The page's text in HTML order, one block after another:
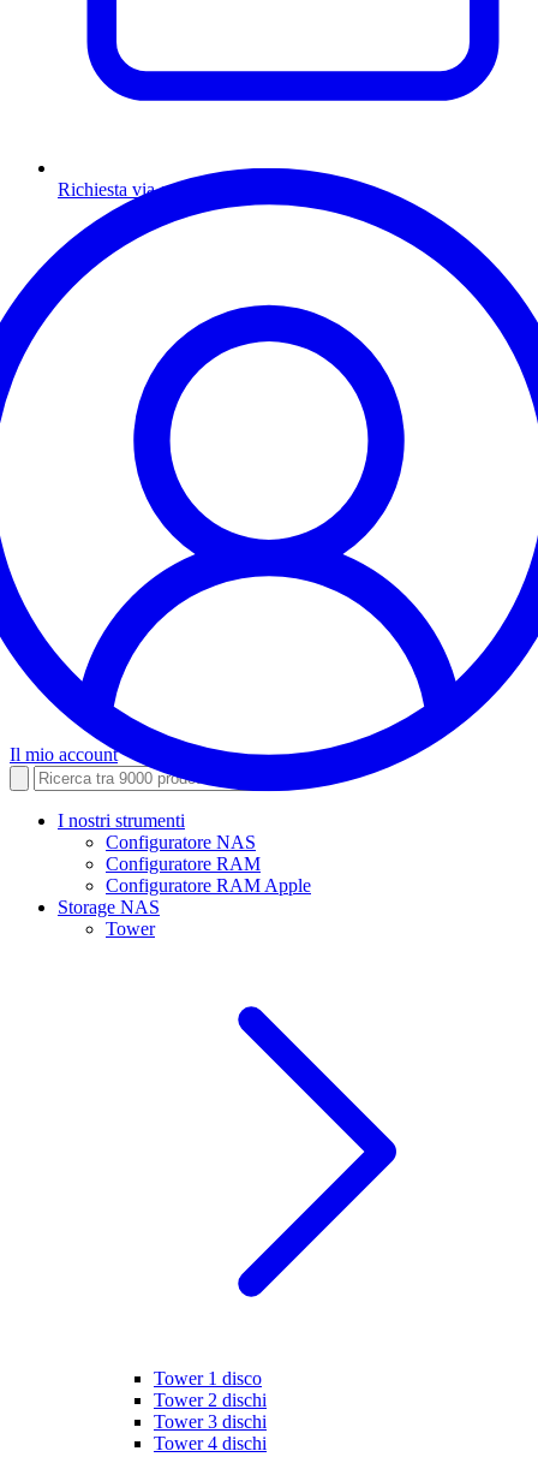
Richiesta via email
Il mio account
I nostri strumenti
Configuratore NAS
Configuratore RAM
Configuratore RAM Apple
Storage NAS
Tower
Tower 1 disco
Tower 2 dischi
Tower 3 dischi
Tower 4 dischi